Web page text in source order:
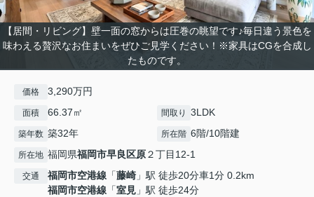
【居間・リビング】壁一面の窓からは圧巻の眺望です♪毎日違う景色を
味わえる贅沢なお住まいをぜひご見学ください！※家具はCGを合成し
たものです。
価格 3,290万円
面積 66.37㎡ 間取り 3LDK
築年数 築32年 所在階 6階/10階建
所在地 福岡県福岡市早良区原２丁目12-1
交通 福岡市空港線 「藤崎 」駅 徒歩20分車1分 0.2km
福岡市空港線 「室見 」駅 徒歩24分